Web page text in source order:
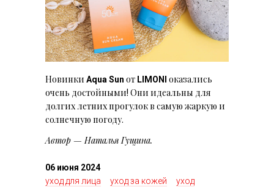
Новинки Aqua Sun от LIMONI
оказались
очень достойными! Они идеальны для
долгих летних прогулок в самую жаркую и
солнечную погоду.
Автор — Наталья Гущина.
06 июня 2024
уход для лица
уход за кожей
уход